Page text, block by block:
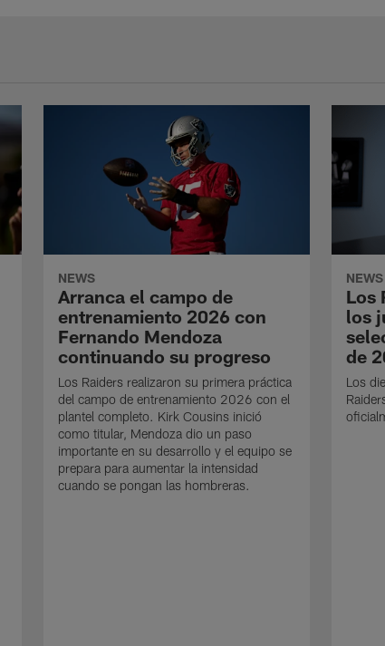
NEWS
Arranca el campo de
entrenamiento 2026 con
Fernando Mendoza
continuando su progreso
Los Raiders realizaron su primera práctica
del campo de entrenamiento 2026 con el
plantel completo. Kirk Cousins inició
como titular, Mendoza dio un paso
importante en su desarrollo y el equipo se
prepara para aumentar la intensidad
cuando se pongan las hombreras.
NEWS
Los
los
de
Los